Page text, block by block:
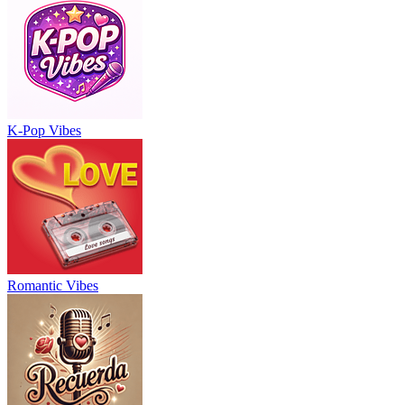
K-Pop Vibes
Romantic Vibes